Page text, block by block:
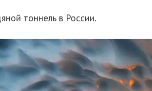
тоннель в России.